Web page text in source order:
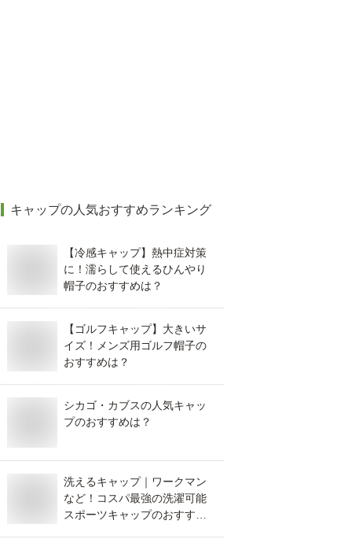
キャップの人気おすすめランキング
【冷感キャップ】熱中症対策
に！濡らして使えるひんやり
帽子のおすすめは？
【ゴルフキャップ】大きいサ
イズ！メンズ用ゴルフ帽子の
おすすめは？
シカゴ・カブスの人気キャッ
プのおすすめは？
洗えるキャップ｜ワークマン
など！コスパ最強の洗濯可能
スポーツキャップのおすすめ